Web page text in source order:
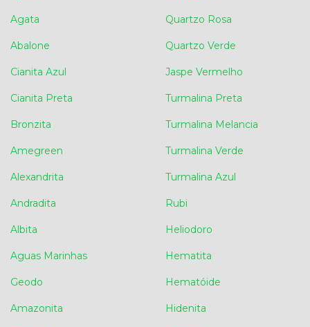
Agata
Abalone
Cianita Azul
Cianita Preta
Bronzita
Amegreen
Alexandrita
Andradita
Albita
Aguas Marinhas
Geodo
Amazonita
Quartzo Rosa
Quartzo Verde
Jaspe Vermelho
Turmalina Preta
Turmalina Melancia
Turmalina Verde
Turmalina Azul
Rubi
Heliodoro
Hematita
Hematóide
Hidenita